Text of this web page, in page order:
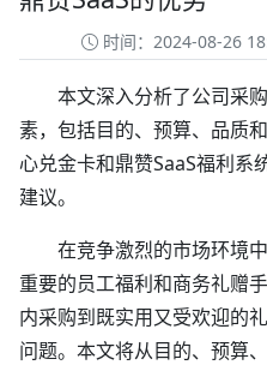
时间：2024-08-26
本文深入分析了公司采
素，包括目的、预算、品质
心兑金卡和鼎赞SaaS福利系
建议。
在竞争激烈的市场环境
重要的员工福利和商务礼赠
内采购到既实用又受欢迎的
问题。本文将从目的、预算